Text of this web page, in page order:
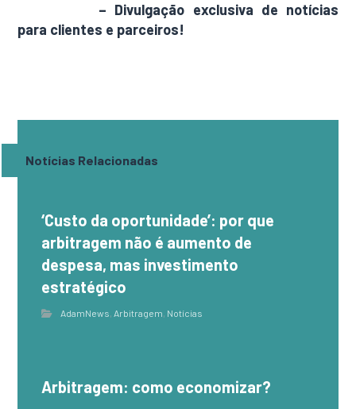
– Divulgação exclusiva de notícias
para clientes e parceiros!
Notícias Relacionadas
‘Custo da oportunidade’: por que
arbitragem não é aumento de
despesa, mas investimento
estratégico
AdamNews, Arbitragem, Notícias
Arbitragem: como economizar?